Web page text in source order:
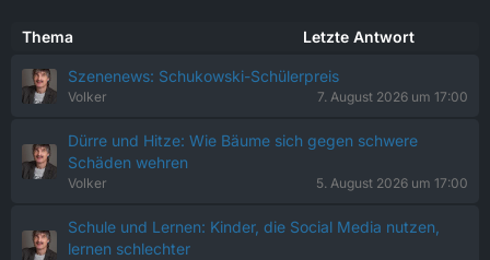
Thema Letzte Antwort
Szenenews: Schukowski-Schülerpreis
Volker 7. August 2026 um 17:00
Dürre und Hitze: Wie Bäume sich gegen schwere
Schäden wehren
Volker 5. August 2026 um 17:00
Schule und Lernen: Kinder, die Social Media nutzen,
lernen schlechter